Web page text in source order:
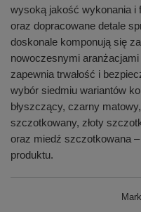
wysoką jakość wykonania i
oraz dopracowane detale
doskonale komponują się
nowoczesnymi aranżacjami
zapewnia trwałość i
wybór siedmiu wariantów
błyszczący, czarny
szczotkowany, złoty
oraz miedź szczotkowana
produktu.